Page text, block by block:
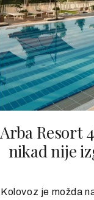
Arba Resort
nikad nije
Kolovoz je možda